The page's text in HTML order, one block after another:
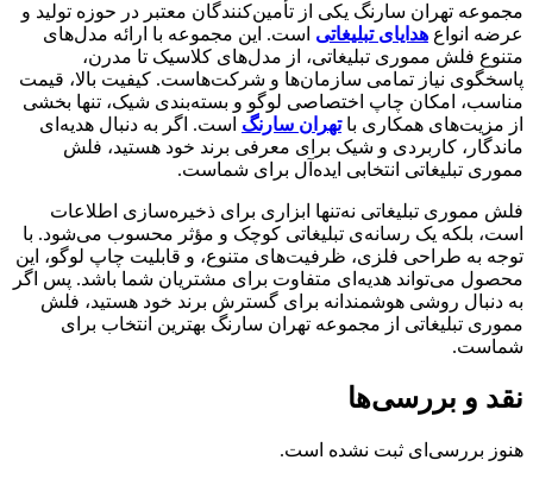
مجموعه تهران سارنگ یکی از تأمین‌کنندگان معتبر در حوزه تولید و
عرضه انواع هدایای تبلیغاتی است. این مجموعه با ارائه مدل‌های
متنوع فلش مموری تبلیغاتی، از مدل‌های کلاسیک تا مدرن،
پاسخگوی نیاز تمامی سازمان‌ها و شرکت‌هاست. کیفیت بالا، قیمت
مناسب، امکان چاپ اختصاصی لوگو و بسته‌بندی شیک، تنها بخشی
از مزیت‌های همکاری باتهران سارنگ است. اگر به دنبال هدیه‌ای
ماندگار، کاربردی و شیک برای معرفی برند خود هستید، فلش
مموری تبلیغاتی انتخابی ایده‌آل برای شماست.
فلش مموری تبلیغاتی نه‌تنها ابزاری برای ذخیره‌سازی اطلاعات
است، بلکه یک رسانه‌ی تبلیغاتی کوچک و مؤثر محسوب می‌شود. با
توجه به طراحی فلزی، ظرفیت‌های متنوع، و قابلیت چاپ لوگو، این
محصول می‌تواند هدیه‌ای متفاوت برای مشتریان شما باشد. پس اگر
به دنبال روشی هوشمندانه برای گسترش برند خود هستید، فلش
مموری تبلیغاتی از مجموعه تهران سارنگ بهترین انتخاب برای
شماست.
نقد و بررسی‌ها
هنوز بررسی‌ای ثبت نشده است.